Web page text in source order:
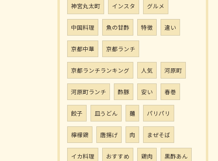
神宮丸太町 インスタ グルメ
中国料理 魚の甘酢 特徴 違い
京都中華 京都ランチ
京都ランチランキング 人気 河原町
河原町ランチ 酢豚 安い 春巻
餃子 皿うどん 麺 パリパリ
檸檬鶏 唐揚げ 肉 まぜそば
イカ料理 おすすめ 鶏肉 黒酢あん